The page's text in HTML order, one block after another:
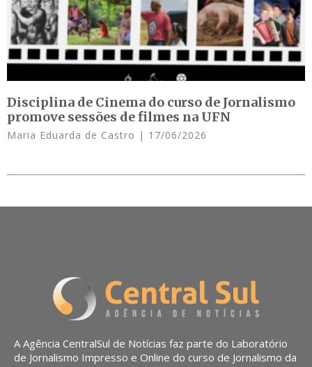
Disciplina de Cinema do curso de Jornalismo
promove sessões de filmes na UFN
Maria Eduarda de Castro 17/06/2026
A Agência CentralSul de Notícias faz parte do Laboratório
de Jornalismo Impresso e Online do curso de Jornalismo da